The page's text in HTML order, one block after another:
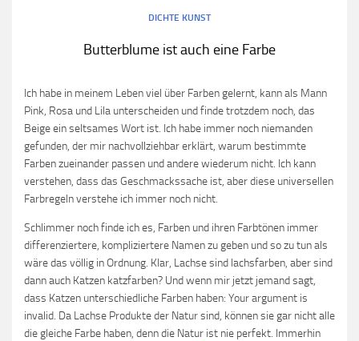
DICHTE KUNST
Butterblume ist auch eine Farbe
Ich habe in meinem Leben viel über Farben gelernt, kann als Mann
Pink, Rosa und Lila unterscheiden und finde trotzdem noch, das
Beige ein seltsames Wort ist. Ich habe immer noch niemanden
gefunden, der mir nachvollziehbar erklärt, warum bestimmte
Farben zueinander passen und andere wiederum nicht. Ich kann
verstehen, dass das Geschmackssache ist, aber diese universellen
Farbregeln verstehe ich immer noch nicht.
Schlimmer noch finde ich es, Farben und ihren Farbtönen immer
differenziertere, kompliziertere Namen zu geben und so zu tun als
wäre das völlig in Ordnung. Klar, Lachse sind lachsfarben, aber sind
dann auch Katzen katzfarben? Und wenn mir jetzt jemand sagt,
dass Katzen unterschiedliche Farben haben: Your argument is
invalid. Da Lachse Produkte der Natur sind, können sie gar nicht alle
die gleiche Farbe haben, denn die Natur ist nie perfekt. Immerhin